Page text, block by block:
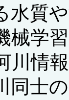
水質
械学
川情
同士